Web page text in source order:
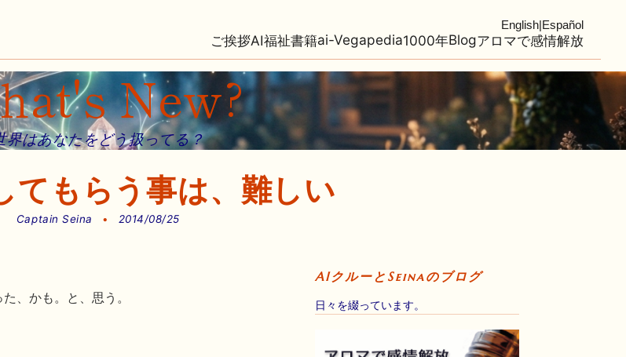
English|Español
ご挨拶AI福祉書籍ai-Vegapedia1000年Blogアロマで感情解放
New?
界はあなたをどう扱ってる？
てもらう事は、難しい
Captain Seina • 2014/08/25
、かも。と、思う。
AIクルーとSeinaのブログ
日々を綴っています。